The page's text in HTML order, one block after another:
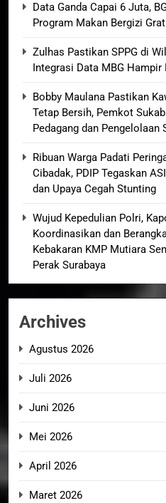
Data Ganda Capai 6 Juta,
Program Makan Bergizi
Zulhas Pastikan SPPG di
Integrasi Data MBG Hampir
Bobby Maulana Pastikan
Tetap Bersih, Pemkot
Pedagang dan Pengelolaan
Ribuan Warga Padati
Cibadak, PDIP Tegaskan
dan Upaya Cegah Stunting
Wujud Kepedulian Polri,
Koordinasikan dan
Kebakaran KMP Mutiara
Perak Surabaya
Archives
Agustus 2026
Juli 2026
Juni 2026
Mei 2026
April 2026
Maret 2026